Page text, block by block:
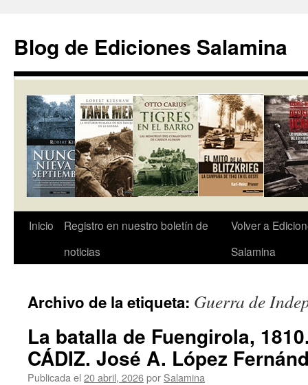
contenido
Blog de Ediciones Salamina
Inicio
Registro en nuestro boletín de
noticias
Volver a
Salamina
Archivo de la etiqueta: Guerra de
La batalla de Fuengirola,
CÁDIZ. José A. López
Publicada el 20 abril, 2026por Salamina